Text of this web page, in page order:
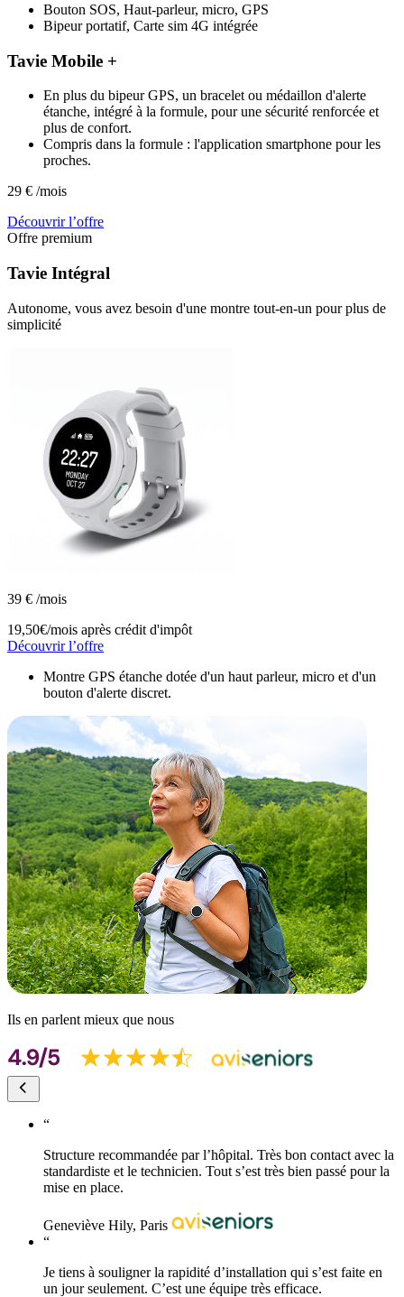
Bouton SOS, Haut-parleur, micro, GPS
Bipeur portatif, Carte sim 4G intégrée
Tavie Mobile +
En plus du bipeur GPS, un bracelet ou médaillon d'alerte
étanche, intégré à la formule, pour une sécurité renforcée et
plus de confort.
Compris dans la formule : l'application smartphone pour les
proches.
29 € /mois
Découvrir l’offre
Offre premium
Tavie Intégral
Autonome, vous avez besoin d'une montre tout-en-un pour plus de
simplicité
39 € /mois
19,50€/mois après crédit d'impôt
Découvrir l’offre
Montre GPS étanche dotée d'un haut parleur, micro et d'un
bouton d'alerte discret.
Ils en parlent mieux que nous
“
Structure recommandée par l’hôpital. Très bon contact avec la
standardiste et le technicien. Tout s’est très bien passé pour la
mise en place.
Geneviève Hily, Paris
“
Je tiens à souligner la rapidité d’installation qui s’est faite en
un jour seulement. C’est une équipe très efficace.